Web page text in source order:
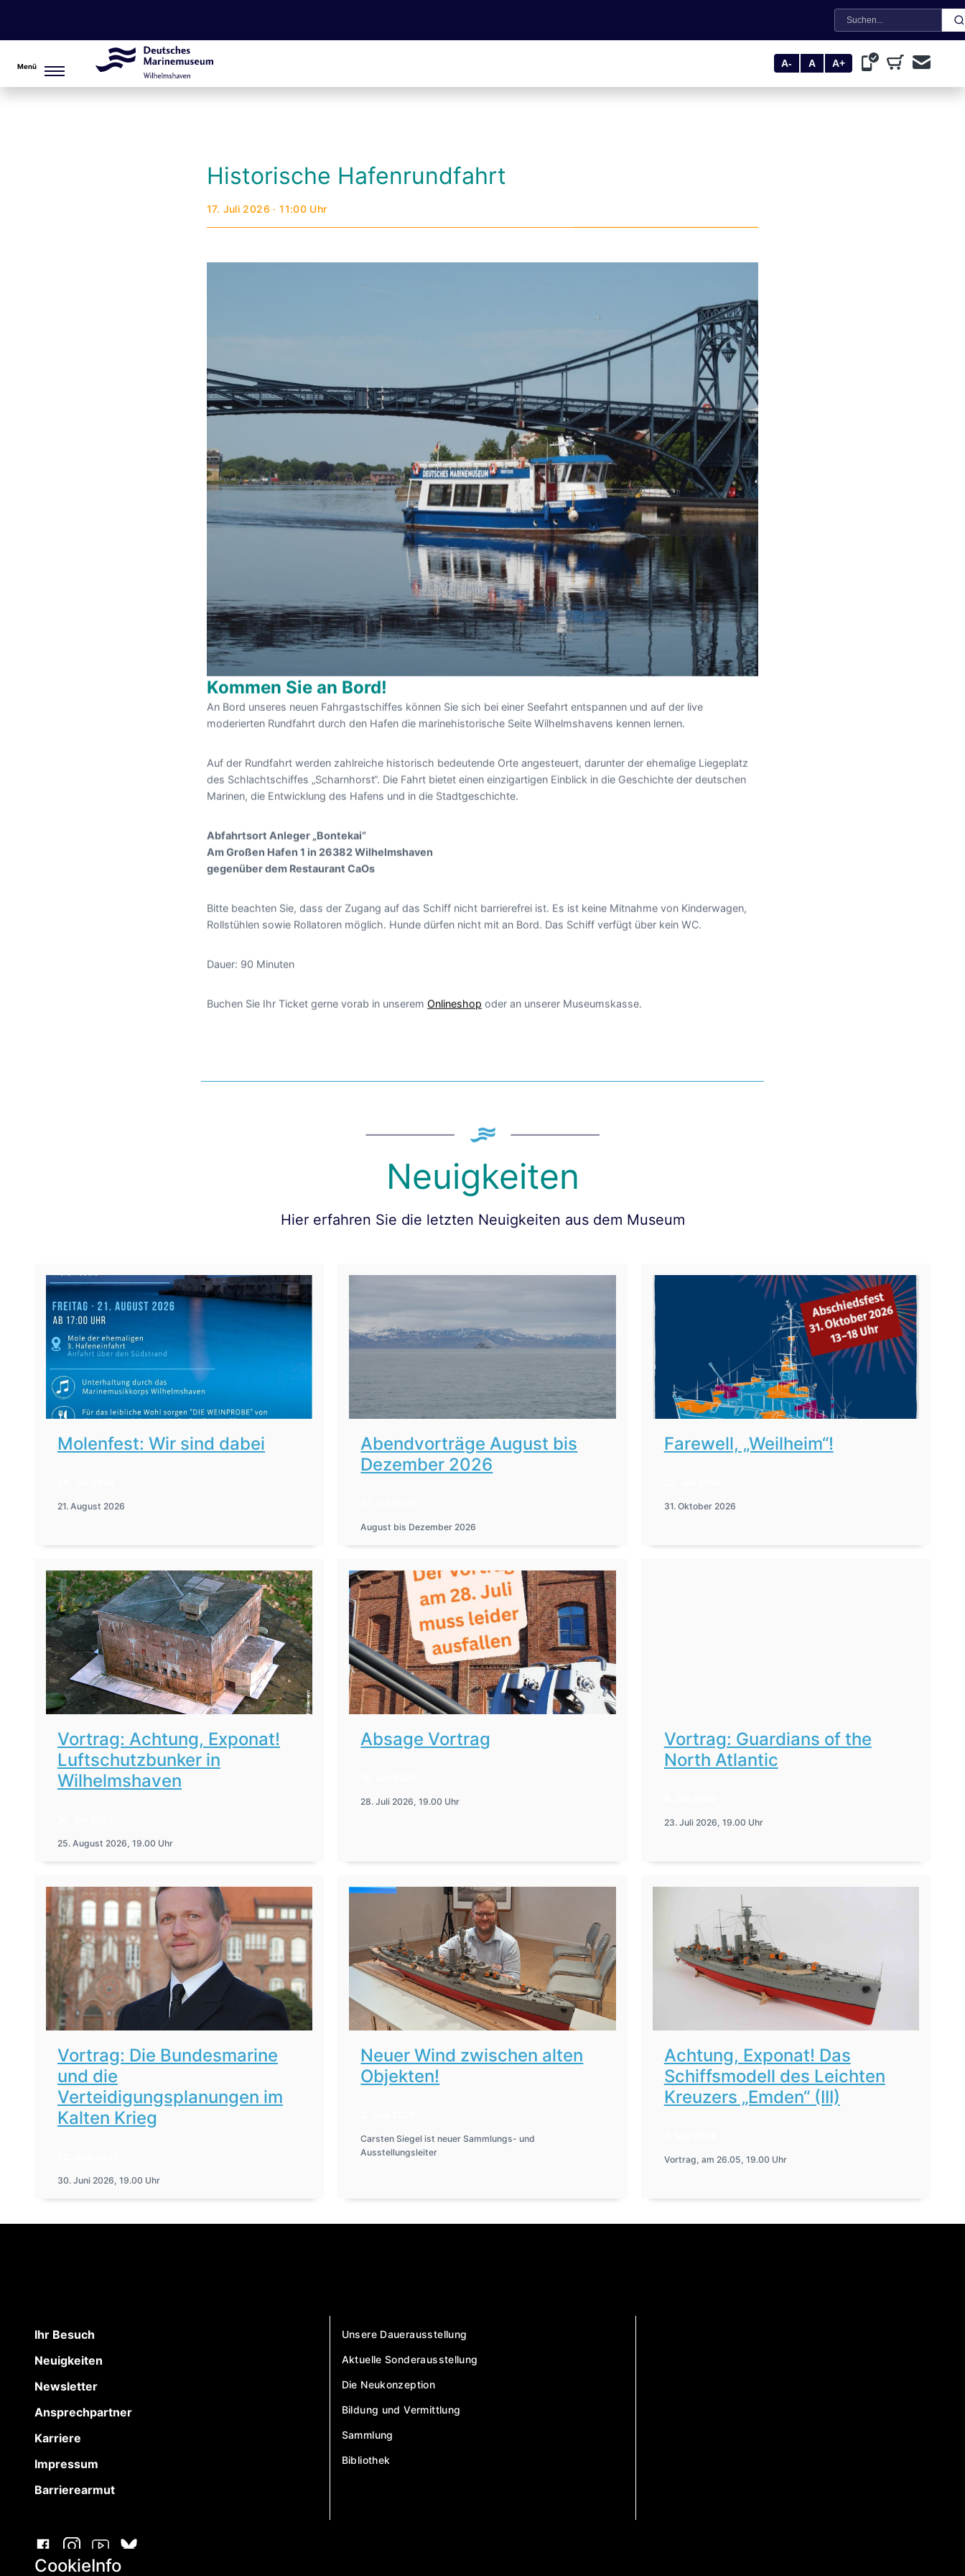
Suche
Menü A- A A+
CookieInfo
Historische Hafenrundfahrt
17. Juli 2026 · 11:00 Uhr
Kommen Sie an Bord!
An Bord unseres neuen Fahrgastschiffes können Sie sich bei einer Seefahrt entspannen und auf der live
moderierten Rundfahrt durch den Hafen die marinehistorische Seite Wilhelmshavens kennen lernen.
Auf der Rundfahrt werden zahlreiche historisch bedeutende Orte angesteuert, darunter der ehemalige Liegeplatz
des Schlachtschiffes „Scharnhorst“. Die Fahrt bietet einen einzigartigen Einblick in die Geschichte der deutschen
Marinen, die Entwicklung des Hafens und in die Stadtgeschichte.
Abfahrtsort Anleger „Bontekai“
Am Großen Hafen 1 in 26382 Wilhelmshaven
gegenüber dem Restaurant CaOs
Bitte beachten Sie, dass der Zugang auf das Schiff nicht barrierefrei ist. Es ist keine Mitnahme von Kinderwagen,
Rollstühlen sowie Rollatoren möglich. Hunde dürfen nicht mit an Bord. Das Schiff verfügt über kein WC.
Dauer: 90 Minuten
Buchen Sie Ihr Ticket gerne vorab in unserem Onlineshop oder an unserer Museumskasse.
Neuigkeiten
Hier erfahren Sie die letzten Neuigkeiten aus dem Museum
Molenfest: Wir sind dabei
21. August 2026
Abendvorträge August bis
Dezember 2026
August bis Dezember 2026
Farewell, „Weilheim“!
31. Oktober 2026
Vortrag: Achtung, Exponat!
Luftschutzbunker in
Wilhelmshaven
25. August 2026, 19.00 Uhr
Absage Vortrag
28. Juli 2026, 19.00 Uhr
Vortrag: Guardians of the
North Atlantic
23. Juli 2026, 19.00 Uhr
Vortrag: Die Bundesmarine
und die
Verteidigungsplanungen im
Kalten Krieg
30. Juni 2026, 19.00 Uhr
Neuer Wind zwischen alten
Objekten!
Carsten Siegel ist neuer Sammlungs- und
Ausstellungsleiter
Achtung, Exponat! Das
Schiffsmodell des Leichten
Kreuzers „Emden“ (III)
Vortrag, am 26.05, 19.00 Uhr
Ihr Besuch
Neuigkeiten
Newsletter
Ansprechpartner
Karriere
Impressum
Barrierearmut
Unsere Dauerausstellung
Aktuelle Sonderausstellung
Die Neukonzeption
Bildung und Vermittlung
Sammlung
Bibliothek